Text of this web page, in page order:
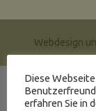
Webdesign
Diese
erfahren Sie in